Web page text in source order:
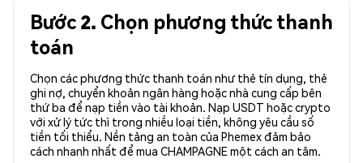
Bước 2. Chọn phương thức thanh
toán
Chọn các phương thức thanh toán như thẻ tín dụng, thẻ
ghi nợ, chuyển khoản ngân hàng hoặc nhà cung cấp bên
thứ ba để nạp tiền vào tài khoản. Nạp USDT hoặc crypto
với xử lý tức thì trong nhiều loại tiền, không yêu cầu số
tiền tối thiểu. Nền tảng an toàn của Phemex đảm bảo
cách nhanh nhất để mua CHAMPAGNE một cách an tâm.